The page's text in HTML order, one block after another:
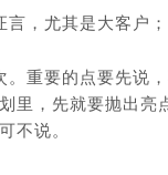
，尤其是大客户；
。重要的点要先说
里，先就要抛出亮
不说。